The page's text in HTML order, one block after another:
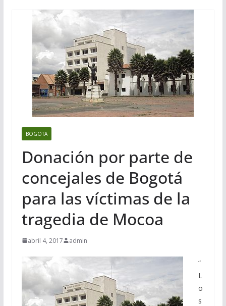
BOGOTA
Donación por parte de
concejales de Bogotá
para las víctimas de la
tragedia de Mocoa
abril 4, 2017 admin
“
L
o
s